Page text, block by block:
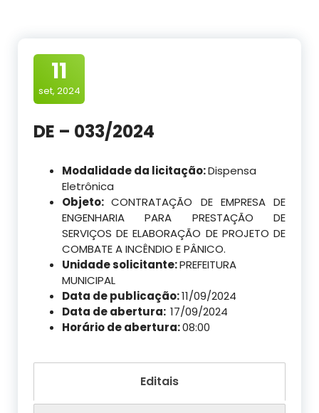
11
set, 2024
DE – 033/2024
Modalidade da licitação:Dispensa
Eletrônica
Objeto:CONTRATAÇÃO DE EMPRESA DE
ENGENHARIA PARA PRESTAÇÃO DE
SERVIÇOS DE ELABORAÇÃO DE PROJETO DE
COMBATE A INCÊNDIO E PÂNICO.
Unidade solicitante:PREFEITURA
MUNICIPAL
Data de publicação:11/09/2024
Data de abertura: 17/09/2024
Horário de abertura:08:00
Editais